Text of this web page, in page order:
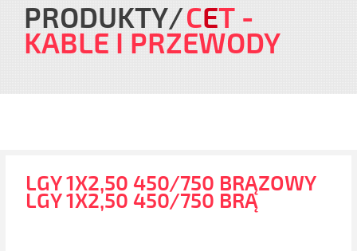
PRODUKTY CET -
KABLE I PRZEWODY
LGY 1X2,50 450/750 BRĄZOWY
LGY 1X2,50 450/750 BRĄ